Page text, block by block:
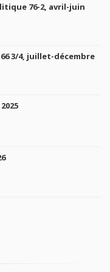
76-2, avril-juin
3/4, juillet-décembre